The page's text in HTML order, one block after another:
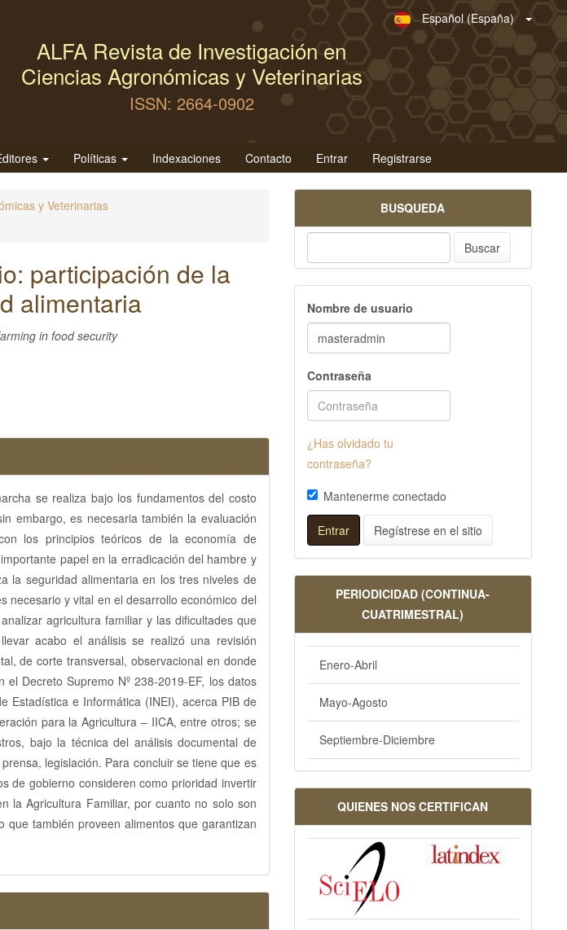
Español (España)
ALFA Revista de Investigación en
Ciencias Agronómicas y Veterinarias
ISSN: 2664-0902
Políticas Indexaciones Contacto Entrar Registrarse
y Veterinarias
participación de la
alimentaria
in food security
se realiza bajo los fundamentos del costo
embargo, es necesaria también la evaluación
los principios teóricos de la economía de
papel en la erradicación del hambre y
la seguridad alimentaria en los tres niveles de
necesario y vital en el desarrollo económico del
agricultura familiar y las dificultades que
acabo el análisis se realizó una revisión
de corte transversal, observacional en donde
Decreto Supremo Nº 238-2019-EF, los datos
Estadística e Informática (INEI), acerca PIB de
para la Agricultura – IICA, entre otros; se
bajo la técnica del análisis documental de
legislación. Para concluir se tiene que es
de gobierno consideren como prioridad invertir
la Agricultura Familiar, por cuanto no solo son
que también proveen alimentos que garantizan
BUSQUEDA
Buscar
Nombre de usuario
Contraseña
¿Has olvidado tu
contraseña?
Mantenerme conectado
Entrar Regístrese en el sitio
PERIODICIDAD (CONTINUA-
CUATRIMESTRAL)
Enero-Abril
Mayo-Agosto
Septiembre-Diciembre
QUIENES NOS CERTIFICAN